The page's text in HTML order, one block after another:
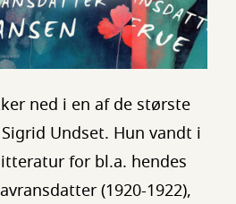
ned i en af de største
Undset. Hun vandt i
for bl.a. hendes
(1920-1922),